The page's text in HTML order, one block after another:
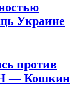
Украине
против
— Кошкин